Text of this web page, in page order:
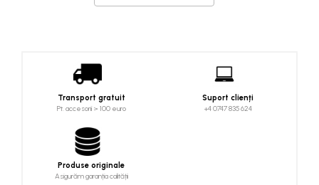
Drybag - Saci impermeabili
Transport gratuit
Pt. accesorii > 100 euro
Suport clienți
+4 0747 835 624
Produse originale
Asigurăm garanția calității